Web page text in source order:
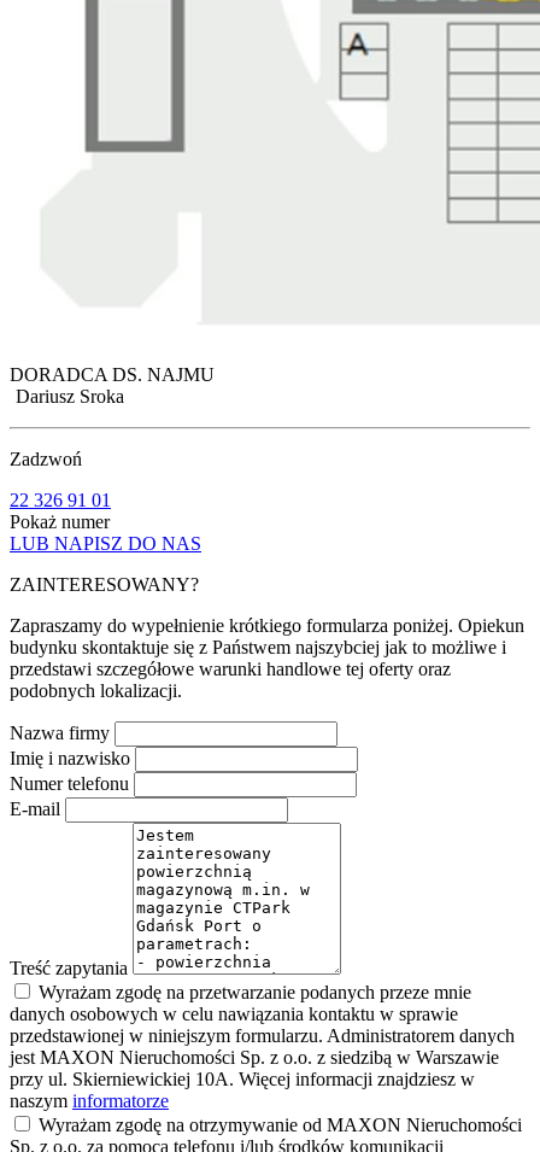
DORADCA DS. NAJMU
Dariusz Sroka
Zadzwoń
22 326 91 01
Pokaż numer
LUB NAPISZ DO NAS
ZAINTERESOWANY?
Zapraszamy do wypełnienie krótkiego formularza poniżej. Opiekun
budynku skontaktuje się z Państwem najszybciej jak to możliwe i
przedstawi szczegółowe warunki handlowe tej oferty oraz
podobnych lokalizacji.
Nazwa firmy
Imię i nazwisko
Numer telefonu
E-mail
Treść zapytania
Wyrażam zgodę na przetwarzanie podanych przeze mnie
danych osobowych w celu nawiązania kontaktu w sprawie
przedstawionej w niniejszym formularzu. Administratorem danych
jest MAXON Nieruchomości Sp. z o.o. z siedzibą w Warszawie
przy ul. Skierniewickiej 10A. Więcej informacji znajdziesz w
naszym informatorze
Wyrażam zgodę na otrzymywanie od MAXON Nieruchomości
Sp. z o.o. za pomocą telefonu i/lub środków komunikacji